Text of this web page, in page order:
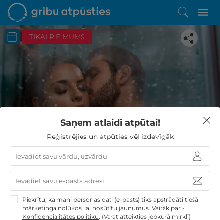
TIKAI PIE MUMS
Līdz brīnišķīgai atpūtai atlikuši tikai daži soļi
PĒRKU
Saņem atlaidi atpūtai!
Reģistrējies un atpūties vēl izdevīgāk
Piekrītu, ka mani personas dati (e-pasts) tiks apstrādāti tiešā
mārketinga nolūkos, lai nosūtītu jaunumus. Vairāk par -
Konfidencialitātes politiku. (Varat atteikties jebkurā mirklī)